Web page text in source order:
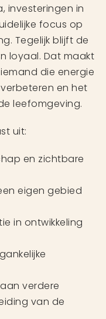
investeringen in
focus op
Tegelijk blijft de
loyaal. Dat maakt
die energie
en het
leefomgeving.
uit:
en zichtbare
eigen gebied
in ontwikkeling
verdere
van de